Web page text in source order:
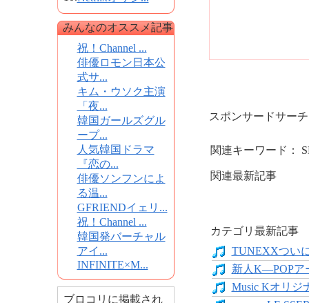
みんなのオススメ記事
祝！Channel ...
俳優ロモン日本公
式サ...
キム・ウソク主演
「夜...
韓国ガールズグル
ープ...
人気韓国ドラマ
『恋の...
俳優ソンフンによ
る温...
GFRIENDイェリ...
祝！Channel ...
韓国発バーチャル
アイ...
INFINITE×M...
ブロコリに掲載され
スポンサードサーチ
関連キーワード：
関連最新記事
カテゴリ最新記事
TUNEXXつい
新人K―POPア
Music Kオリジ